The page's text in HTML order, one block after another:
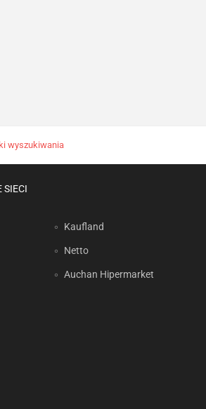
wyszukiwania
SIECI
Kaufland
Netto
Auchan Hipermarket